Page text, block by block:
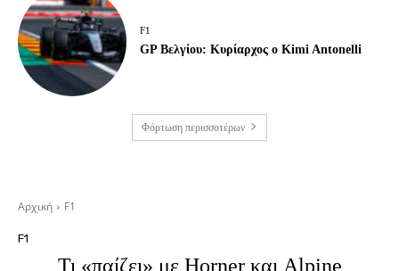
F1
GP Βελγίου: Κυρίαρχος ο Kimi Antonelli
Φόρτωση περισσοτέρων